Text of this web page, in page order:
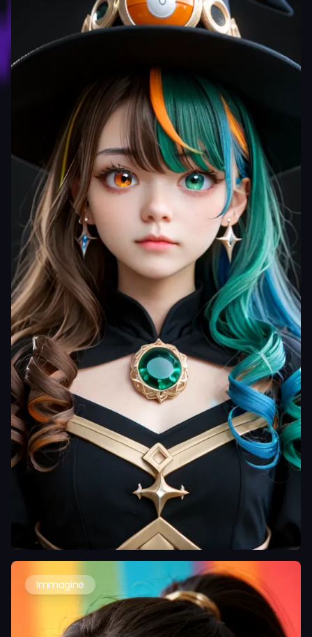
Immagine